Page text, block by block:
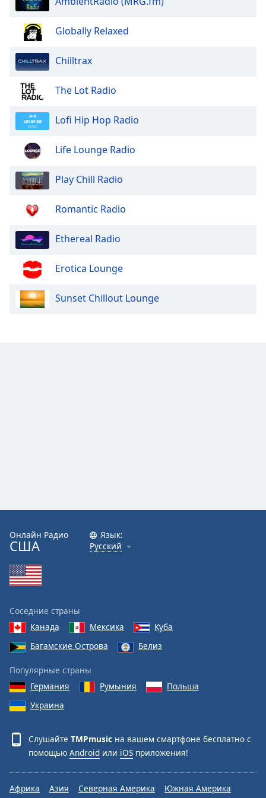
window.
Escape
cancel
close
window.
Text
Background
Opacity
Font
Family
Close
Modal
Dialog
End
dialog
window.
Globally Relaxed
Chilltrax
The Lot Radio
Lofi Hip Hop Radio
Life Lounge Radio
Play Chill Radio
Romantic Radio
Ethereal Radio
Erotica Lounge
Sunset Chillout Lounge
Онлайн Радио
США
Язык:
Русский
Соседние страны
Канада
Мексика
Куба
Багамские Острова
Белиз
Популярные страны
Германия
Румыния
Польша
Украина
Слушайте TMPmusic на вашем смартфоне бесплатно с
помощью Android или iOS приложения!
Африка Азия Северная Америка Южная Америка